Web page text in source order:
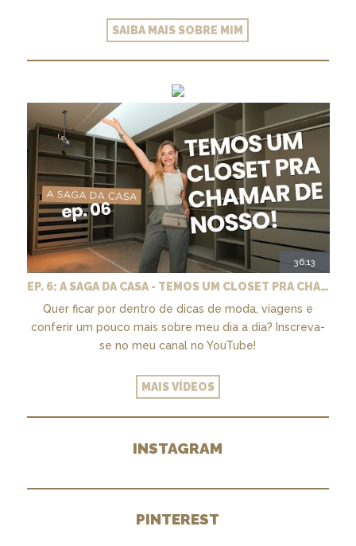
SAIBA MAIS SOBRE MIM
36:13
EP. 6: A SAGA DA CASA - TEMOS UM CLOSET PRA CHAMAR DE NOSSO + MARCENARIA E PAISAGISMO
Quer ficar por dentro de dicas de moda, viagens e
conferir um pouco mais sobre meu dia a dia? Inscreva-
se no meu canal no YouTube!
MAIS VÍDEOS
INSTAGRAM
PINTEREST